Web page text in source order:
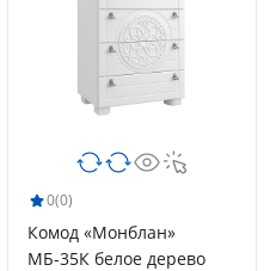
0(0)
Комод «Монблан»
МБ-35К белое дерево